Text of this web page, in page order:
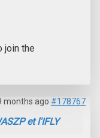
join the
months ago #178767
et l'IFLY